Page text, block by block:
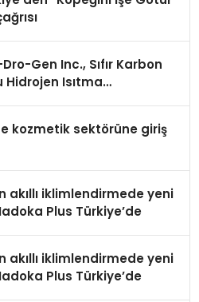
Gen Inc., Sıfır Karbon
Hidrojen Isıtma
kozmetik sektörüne giriş
akıllı iklimlendirmede yeni
Plus Türkiye’de
akıllı iklimlendirmede yeni
Plus Türkiye’de